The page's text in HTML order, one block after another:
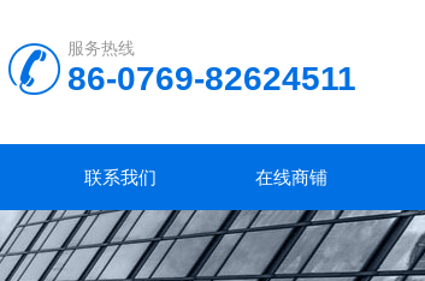
服务热线
86-0769-82624511
联系我们 在线商铺